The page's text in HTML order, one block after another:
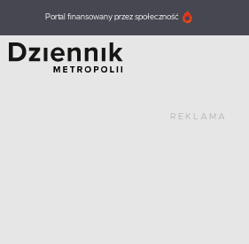
Portal finansowany przez społeczność
REKLAMA